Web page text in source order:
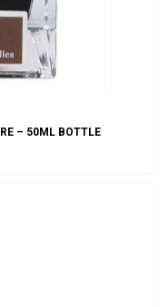
– 50ML BOTTLE